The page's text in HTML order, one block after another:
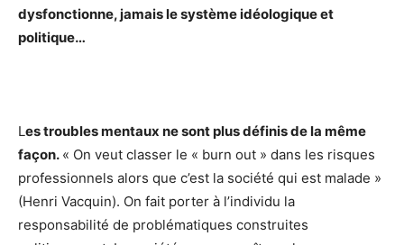
dysfonctionne, jamais le système idéologique et
politique…
Les troubles mentaux ne sont plus définis de la même
façon. « On veut classer le « burn out » dans les risques
professionnels alors que c’est la société qui est malade »
(Henri Vacquin). On fait porter à l’individu la
responsabilité de problématiques construites